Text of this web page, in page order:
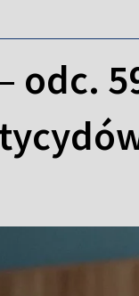
odc.